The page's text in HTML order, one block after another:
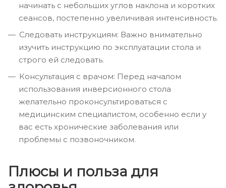
начинать с небольших углов наклона и коротких
сеансов, постепенно увеличивая интенсивность.
Следовать инструкциям: Важно внимательно
изучить инструкцию по эксплуатации стола и
строго ей следовать.
Консультация с врачом: Перед началом
использования инверсионного стола
желательно проконсультироваться с
медицинским специалистом, особенно если у
вас есть хронические заболевания или
проблемы с позвоночником.
Плюсы и польза для